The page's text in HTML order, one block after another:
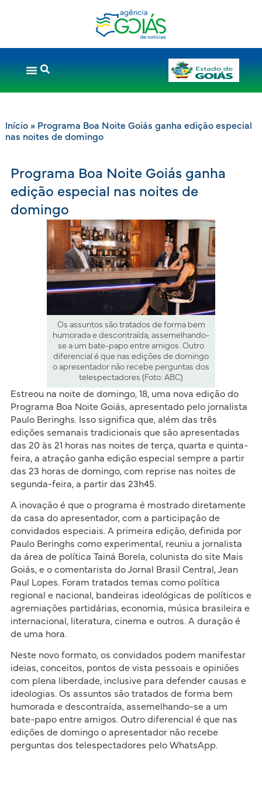
Início» Programa Boa Noite Goiás ganha edição especial
nas noites de domingo
Programa Boa Noite Goiás ganha
edição especial nas noites de
domingo
Os assuntos são tratados de forma bem
humorada e descontraída, assemelhando-
se a um bate-papo entre amigos. Outro
diferencial é que nas edições de domingo
o apresentador não recebe perguntas dos
telespectadores (Foto: ABC)
Estreou na noite de domingo, 18, uma nova edição do
Programa Boa Noite Goiás, apresentado pelo jornalista
Paulo Beringhs. Isso significa que, além das três
edições semanais tradicionais que são apresentadas
das 20 às 21 horas nas noites de terça, quarta e quinta-
feira, a atração ganha edição especial sempre a partir
das 23 horas de domingo, com reprise nas noites de
segunda-feira, a partir das 23h45.
A inovação é que o programa é mostrado diretamente
da casa do apresentador, com a participação de
convidados especiais. A primeira edição, definida por
Paulo Beringhs como experimental, reuniu a jornalista
da área de política Tainá Borela, colunista do site Mais
Goiás, e o comentarista do Jornal Brasil Central, Jean
Paul Lopes. Foram tratados temas como política
regional e nacional, bandeiras ideológicas de políticos e
agremiações partidárias, economia, música brasileira e
internacional, literatura, cinema e outros. A duração é
de uma hora.
Neste novo formato, os convidados podem manifestar
ideias, conceitos, pontos de vista pessoais e opiniões
com plena liberdade, inclusive para defender causas e
ideologias. Os assuntos são tratados de forma bem
humorada e descontraída, assemelhando-se a um
bate-papo entre amigos. Outro diferencial é que nas
edições de domingo o apresentador não recebe
perguntas dos telespectadores pelo WhatsApp.